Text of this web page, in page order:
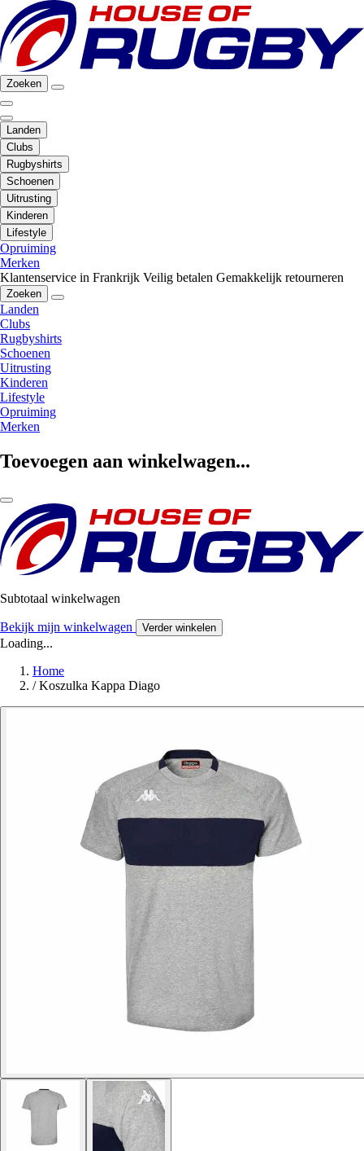
Zoeken
Landen
Clubs
Rugbyshirts
Schoenen
Uitrusting
Kinderen
Lifestyle
Opruiming
Merken
Klantenservice in Frankrijk Veilig betalen Gemakkelijk retourneren
Zoeken
Landen
Clubs
Rugbyshirts
Schoenen
Uitrusting
Kinderen
Lifestyle
Opruiming
Merken
Toevoegen aan winkelwagen...
Subtotaal winkelwagen
Bekijk mijn winkelwagen Verder winkelen
Loading...
Home
/ Koszulka Kappa Diago